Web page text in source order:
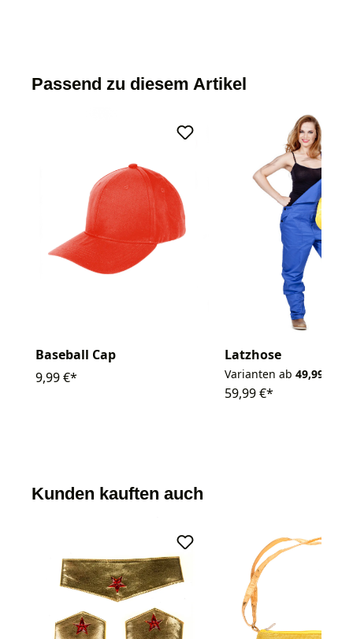
Passend zu diesem Artikel
Baseball Cap
9,99 €*
Latzhose
Varianten ab 49,99 €*
59,99 €*
Kunden kauften auch